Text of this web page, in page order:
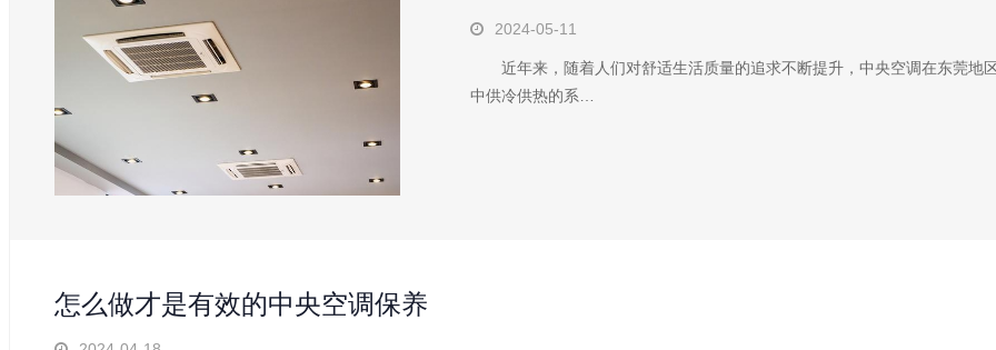
2024-05-11
近年来，随着人们对舒适生活质量的追求不断提升，中央空调在东莞地
中供冷供热的系…
怎么做才是有效的中央空调保养